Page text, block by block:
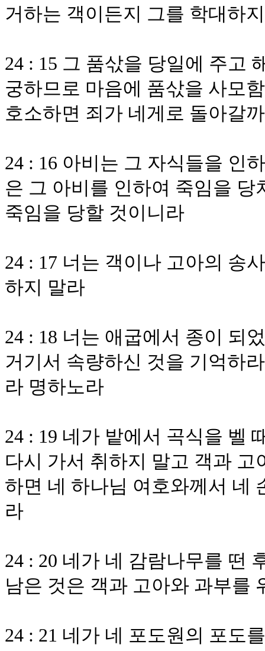
거하는 객이든지 그를 학대하
24 : 15 그 품삯을 당일에 주고
궁하므로 마음에 품삯을 사모
호소하면 죄가 네게로 돌아갈
24 : 16 아비는 그 자식들을 인
은 그 아비를 인하여 죽임을
죽임을 당할 것이니라
24 : 17 너는 객이나 고아의 송
하지 말라
24 : 18 너는 애굽에서 종이 되
거기서 속량하신 것을 기억하
라 명하노라
24 : 19 네가 밭에서 곡식을 벨
다시 가서 취하지 말고 객과
하면 네 하나님 여호와께서 네
라
24 : 20 네가 네 감람나무를 떤
남은 것은 객과 고아와 과부를
24 : 21 네가 네 포도원의 포도